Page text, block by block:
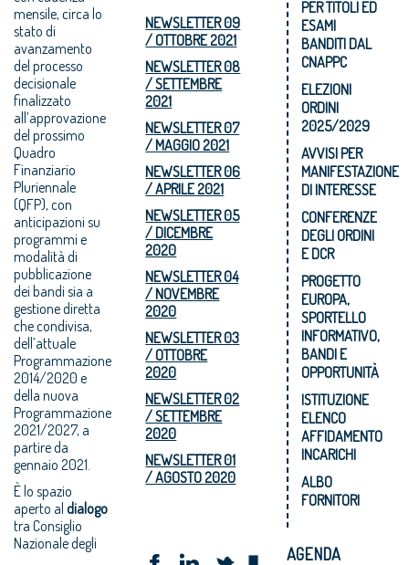
mensile, circa lo
stato di
avanzamento
del processo
decisionale
finalizzato
all’approvazione
del prossimo
Quadro
Finanziario
Pluriennale
(QFP), con
anticipazioni su
programmi e
modalità di
pubblicazione
dei bandi sia a
gestione diretta
che condivisa,
dell’attuale
Programmazione
2014/2020 e
della nuova
Programmazione
2021/2027, a
partire da
gennaio 2021.
È lo spazio
aperto al dialogo
tra Consiglio
Nazionale degli
NEWSLETTER 09
/ OTTOBRE 2021
NEWSLETTER 08
/ SETTEMBRE
2021
NEWSLETTER 07
/ MAGGIO 2021
NEWSLETTER 06
/ APRILE 2021
NEWSLETTER 05
/ DICEMBRE
2020
NEWSLETTER 04
/ NOVEMBRE
2020
NEWSLETTER 03
/ OTTOBRE
2020
NEWSLETTER 02
/ SETTEMBRE
2020
NEWSLETTER 01
/ AGOSTO 2020
PER TITOLI ED
ESAMI
BANDITI DAL
CNAPPC
ELEZIONI
ORDINI
2025/2029
AVVISI PER
MANIFESTAZIONE
DI INTERESSE
CONFERENZE
DEGLI ORDINI
E DCR
PROGETTO
EUROPA,
SPORTELLO
INFORMATIVO,
BANDI E
OPPORTUNITÀ
ISTITUZIONE
ELENCO
AFFIDAMENTO
INCARICHI
ALBO
FORNITORI
AGENDA